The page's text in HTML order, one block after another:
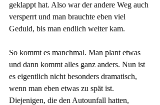
geklappt hat. Also war der andere Weg auch
versperrt und man brauchte eben viel
Geduld, bis man endlich weiter kam.
So kommt es manchmal. Man plant etwas
und dann kommt alles ganz anders. Nun ist
es eigentlich nicht besonders dramatisch,
wenn man eben etwas zu spät ist.
Diejenigen, die den Autounfall hatten,